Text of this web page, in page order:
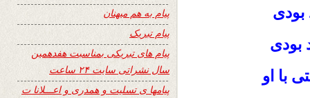
بودی
بودی
با او
پیام به هم میهنان
پیام تبریک
پیام های تبریکی بمناسبت هفدهمین
سال نشراتی سایت ۲۴ ساعت
پیامها ی تسلیت و همدری و اعـــلانا ت